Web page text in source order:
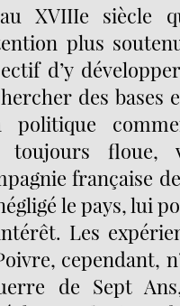
XVIIIe siècle
plus
d’y
des bases
politique
toujours floue,
française
le pays, lui
Les
cependant,
de Sept